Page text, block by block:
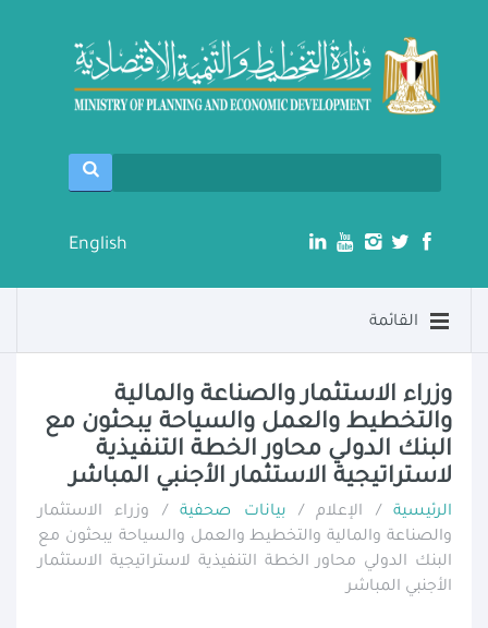
English
القائمة
وزراء الاستثمار والصناعة والمالية
والتخطيط والعمل والسياحة يبحثون مع
البنك الدولي محاور الخطة التنفيذية
لاستراتيجية الاستثمار الأجنبي المباشر
الرئيسية / الإعلام / بيانات صحفية/ وزراء الاستثمار
والصناعة والمالية والتخطيط والعمل والسياحة يبحثون مع
البنك الدولي محاور الخطة التنفيذية لاستراتيجية الاستثمار
الأجنبي المباشر